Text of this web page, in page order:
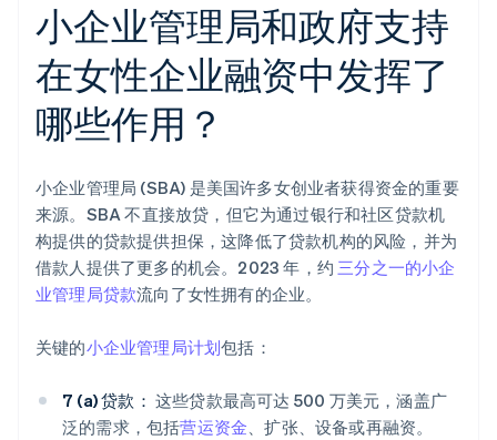
小企业管理局和政府支持
在女性企业融资中发挥了
哪些作用？
小企业管理局 (SBA) 是美国许多女创业者获得资金的重要
来源。SBA 不直接放贷，但它为通过银行和社区贷款机
构提供的贷款提供担保，这降低了贷款机构的风险，并为
借款人提供了更多的机会。2023 年，约三分之一的小企
业管理局贷款流向了女性拥有的企业。
关键的小企业管理局计划包括：
7 (a) 贷款： 这些贷款最高可达 500 万美元，涵盖广
泛的需求，包括营运资金、扩张、设备或再融资。